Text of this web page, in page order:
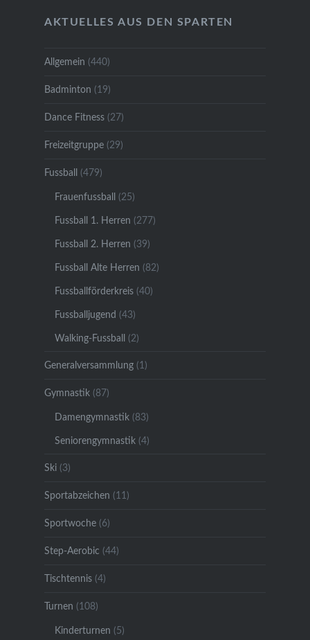
AKTUELLES AUS DEN SPARTEN
Allgemein (440)
Badminton (19)
Dance Fitness(27)
Freizeitgruppe(29)
Fussball (479)
Frauenfussball (25)
Fussball 1. Herren (277)
Fussball 2. Herren (39)
Fussball Alte Herren (82)
Fussballförderkreis(40)
Fussballjugend (43)
Walking-Fussball (2)
Generalversammlung(1)
Gymnastik(87)
Damengymnastik(83)
Seniorengymnastik(4)
Ski(3)
Sportabzeichen (11)
Sportwoche(6)
Step-Aerobic (44)
Tischtennis(4)
Turnen (108)
Kinderturnen (5)